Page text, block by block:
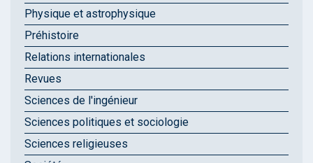
Physique et astrophysique
Préhistoire
Relations internationales
Revues
Sciences de l'ingénieur
Sciences politiques et sociologie
Sciences religieuses